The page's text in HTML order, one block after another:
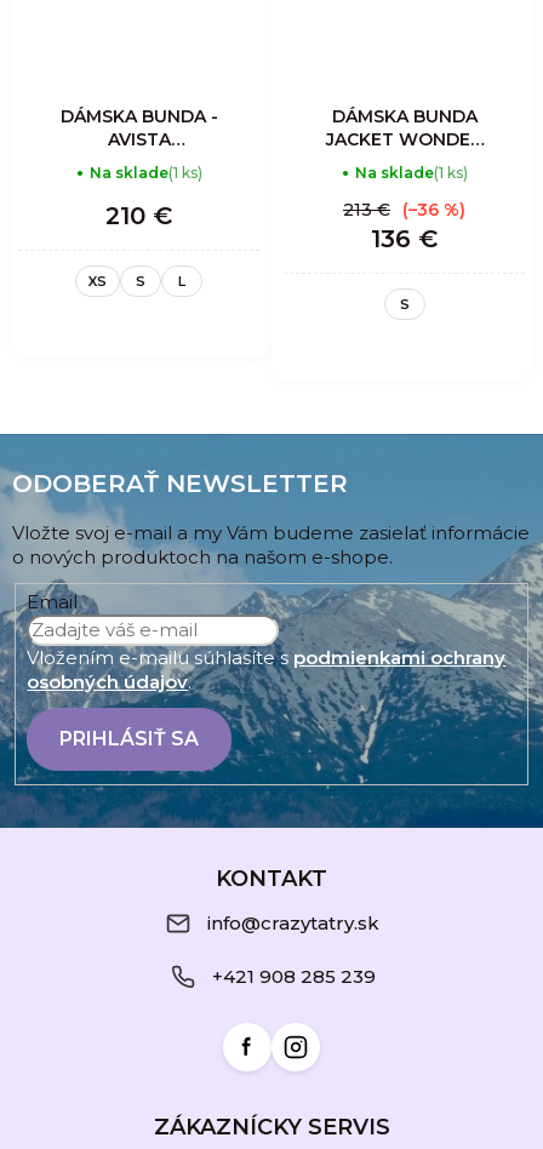
DÁMSKA BUNDA -
AVISTA
MOUNTAIN
CLIMBERS
INSULATED
OVERSHIRT
CORDUROY
ALMOND
Na sklade(1 ks)
210 €
XS S L
DÁMSKA BUNDA
JACKET WONDER
MAGIC SHELL -
ZEBRA MIX VENTO
Na sklade(1 ks)
136 €
213 € (–36 %)
S
ODOBERAŤ NEWSLETTER
Vložte svoj e-mail a my Vám budeme zasielať informácie
o nových produktoch na našom e-shope.
Email
Vložením e-mailu súhlasíte spodmienkami ochrany
osobných údajov.
PRIHLÁSIŤ SA
KONTAKT
info@crazytatry.sk
+421 908 285 239
ZÁKAZNÍCKY SERVIS